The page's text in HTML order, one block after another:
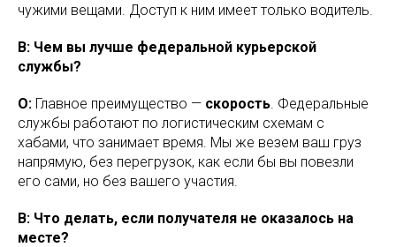
чужими вещами. Доступ к ним имеет только водитель.
В: Чем вы лучше федеральной курьерской
службы?
О: Главное преимущество — скорость . Федеральные
службы работают по логистическим схемам с
хабами, что занимает время. Мы же везем ваш груз
напрямую, без перегрузок, как если бы вы повезли
его сами, но без вашего участия.
В: Что делать, если получателя не оказалось на
месте?